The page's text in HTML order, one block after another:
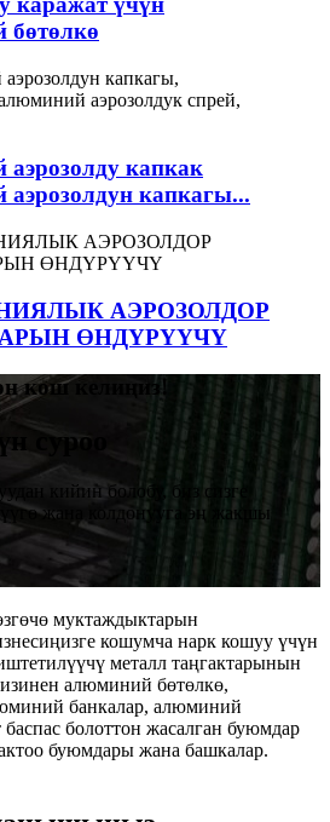
бөтөлкө
капкак
капкагы...
АЭРОЗОЛДОР
ӨНДҮРҮҮЧҮ
кош келиңиз!
суроо
кийин болобу, биз сизге
жана колдонууга эң жакшы
муктаждыктарын
кошумча нарк кошуу үчүн
металл таңгактарынын
алюминий бөтөлкө,
банкалар, алюминий
баспас болоттон жасалган буюмдар
буюмдары жана башкалар.